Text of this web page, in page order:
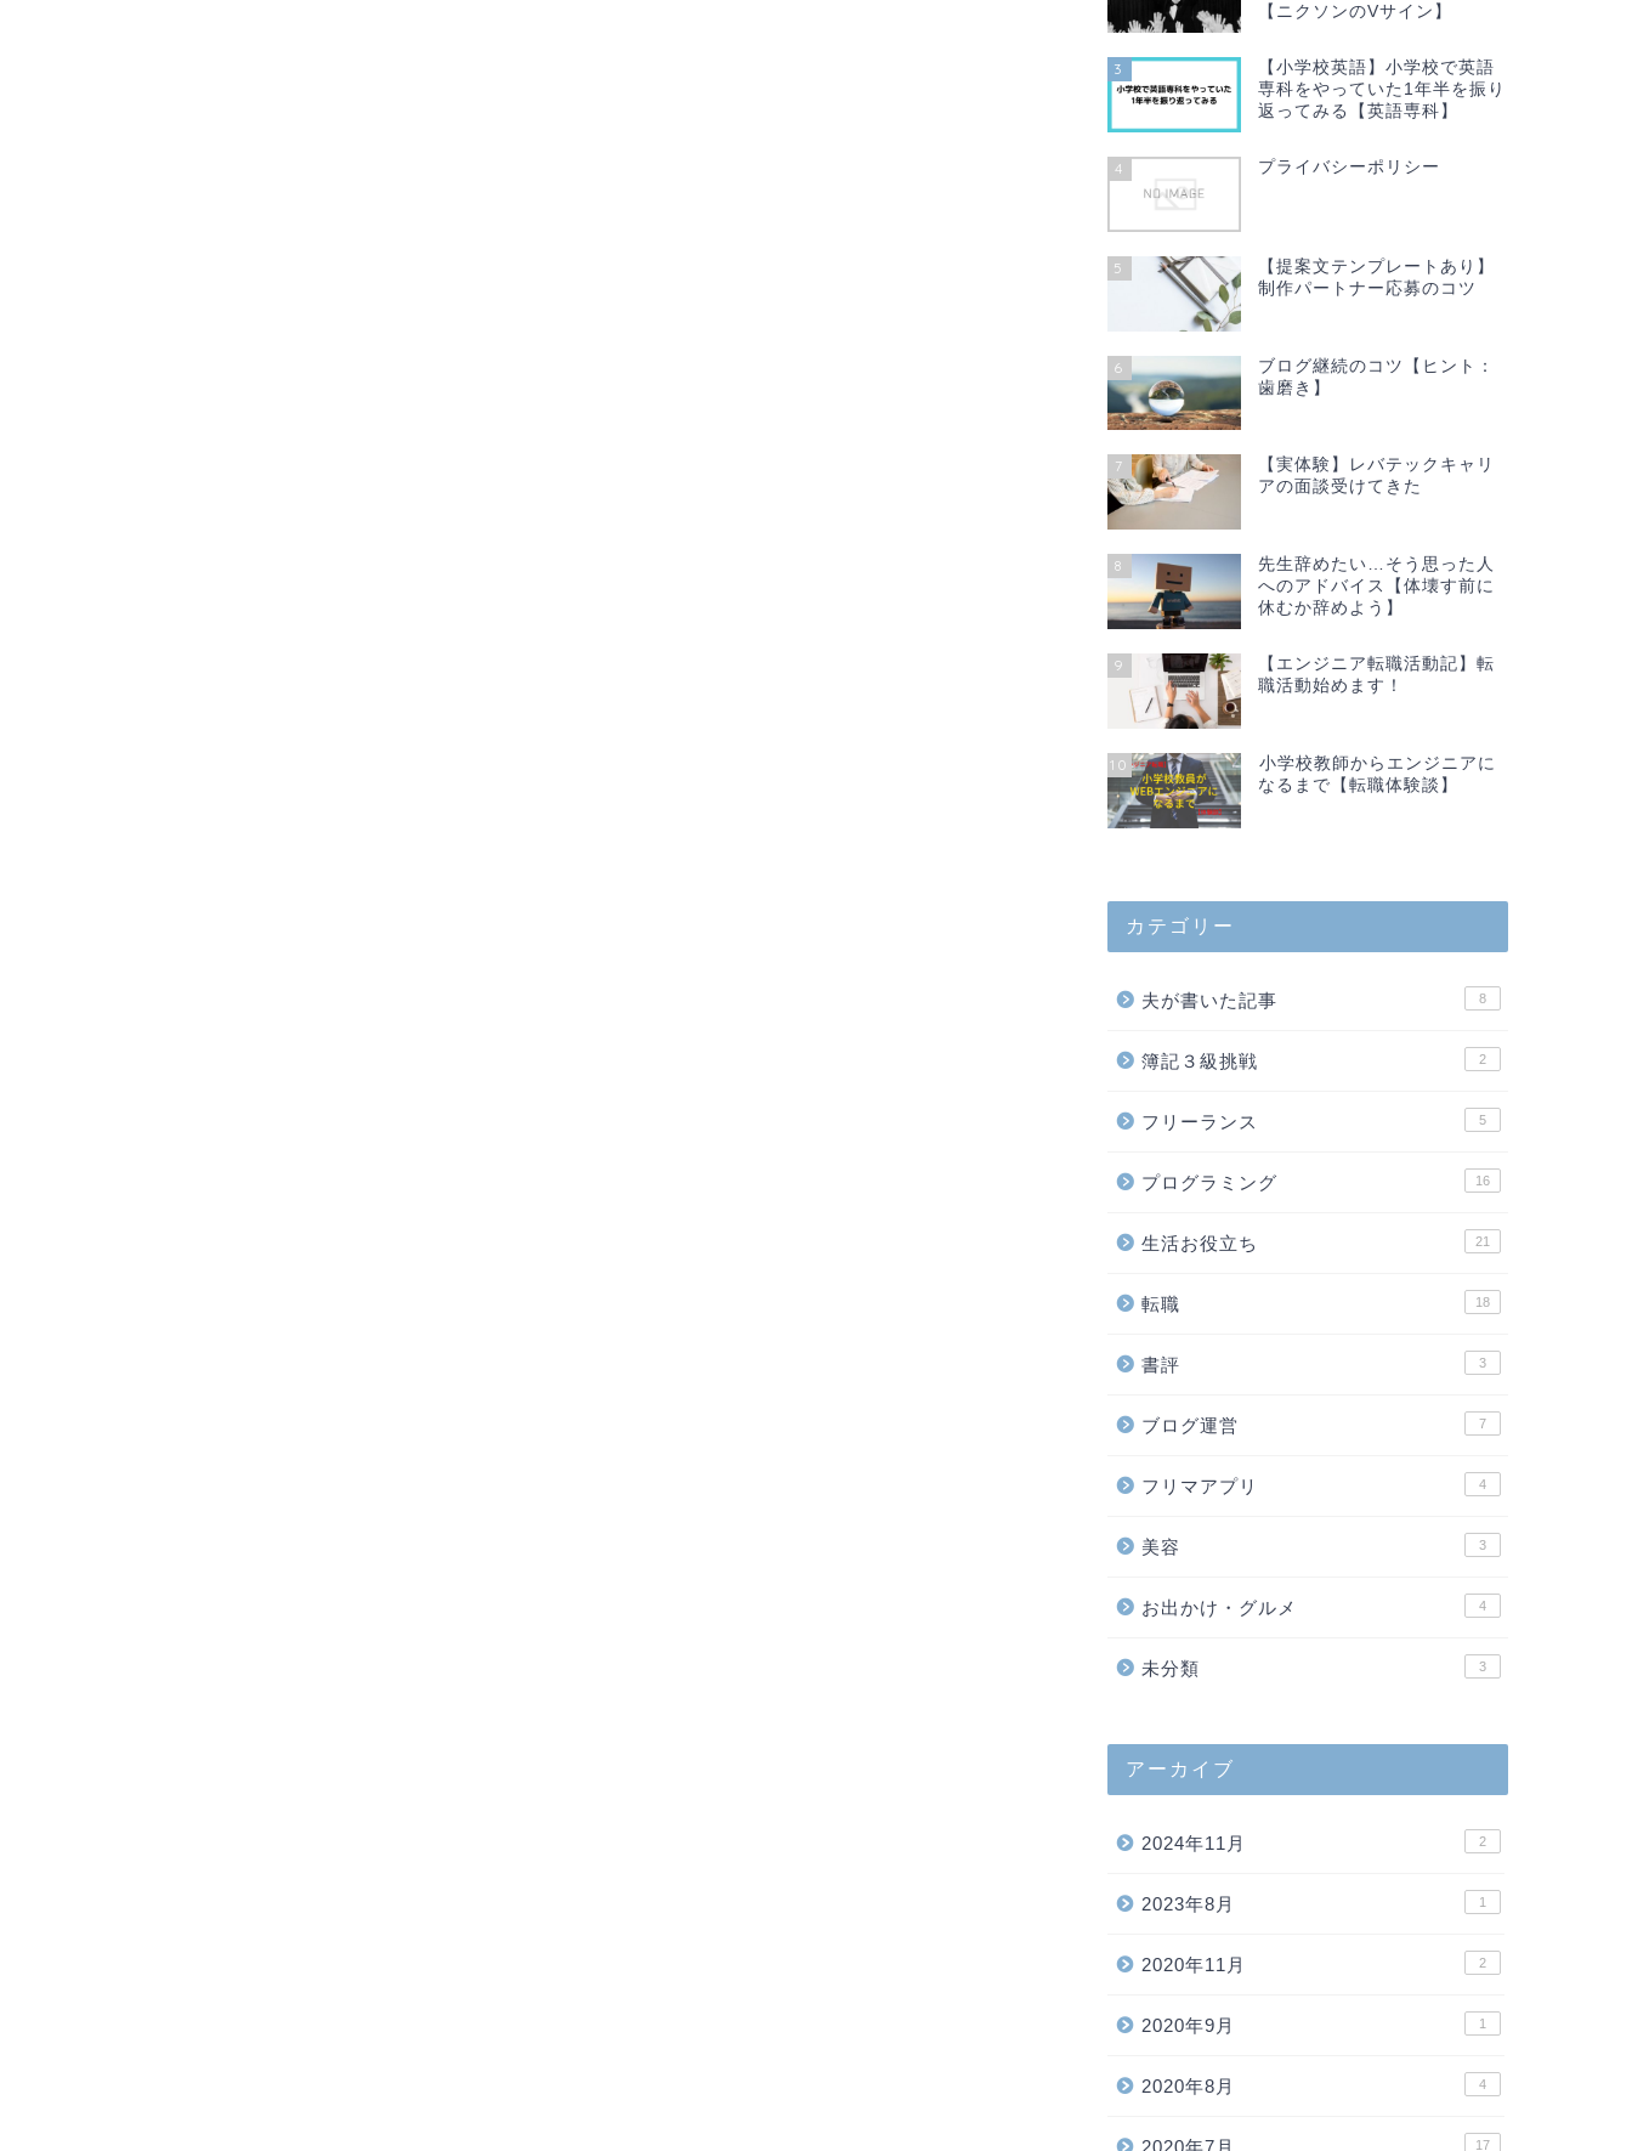
【ニクソンのVサイン】
3
【小学校英語】小学校で英語
専科をやっていた1年半を振り
返ってみる【英語専科】
4 プライバシーポリシー
5
【提案文テンプレートあり】
制作パートナー応募のコツ
6
ブログ継続のコツ【ヒント：
歯磨き】
7
【実体験】レバテックキャリ
アの面談受けてきた
8
先生辞めたい…そう思った人
へのアドバイス【体壊す前に
休むか辞めよう】
9
【エンジニア転職活動記】転
職活動始めます！
10
小学校教師からエンジニアに
なるまで【転職体験談】
カテゴリー
夫が書いた記事 8
簿記３級挑戦 2
フリーランス 5
プログラミング 16
生活お役立ち 21
転職 18
書評 3
ブログ運営 7
フリマアプリ 4
美容 3
お出かけ・グルメ 4
未分類 3
アーカイブ
2024年11月 2
2023年8月 1
2020年11月 2
2020年9月 1
2020年8月 4
2020年7月 17